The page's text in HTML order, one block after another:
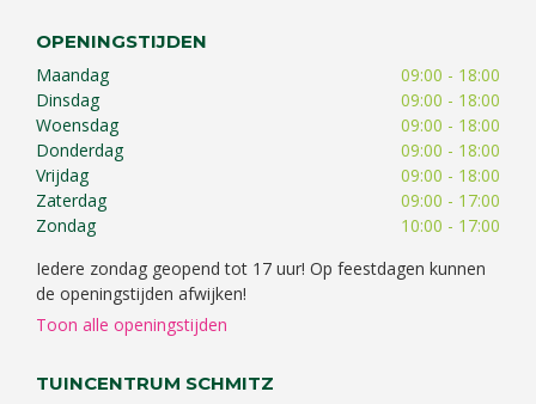
OPENINGSTIJDEN
Maandag
09:00 - 18:00
Dinsdag
09:00 - 18:00
Woensdag
09:00 - 18:00
Donderdag
09:00 - 18:00
Vrijdag
09:00 - 18:00
Zaterdag
09:00 - 17:00
Zondag
10:00 - 17:00
Iedere zondag geopend tot 17 uur! Op feestdagen kunnen
de openingstijden afwijken!
Toon alle openingstijden
TUINCENTRUM SCHMITZ